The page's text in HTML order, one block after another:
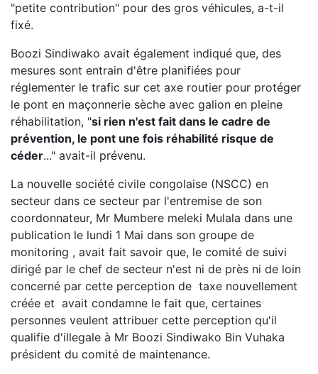
"petite contribution" pour des gros véhicules, a-t-il
fixé.
Boozi Sindiwako avait également indiqué que, des
mesures sont entrain d'être planifiées pour
réglementer le trafic sur cet axe routier pour protéger
le pont en maçonnerie sèche avec galion en pleine
réhabilitation, "si rien n'est fait dans le cadre de
prévention, le pont une fois réhabilité risque de
céder..." avait-il prévenu.
La nouvelle société civile congolaise (NSCC) en
secteur dans ce secteur par l'entremise de son
coordonnateur, Mr Mumbere meleki Mulala dans une
publication le lundi 1 Mai dans son groupe de
monitoring , avait fait savoir que, le comité de suivi
dirigé par le chef de secteur n'est ni de près ni de loin
concerné par cette perception de taxe nouvellement
créée et avait condamne le fait que, certaines
personnes veulent attribuer cette perception qu'il
qualifie d'illegale à Mr Boozi Sindiwako Bin Vuhaka
président du comité de maintenance.